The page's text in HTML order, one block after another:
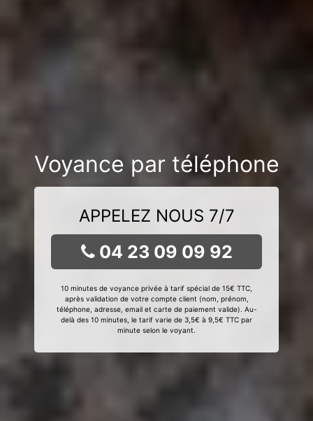
Voyance par téléphone
APPELEZ NOUS 7/7
04 23 09 09 92
10 minutes de voyance privée à tarif spécial de 15€ TTC,
après validation de votre compte client (nom, prénom,
téléphone, adresse, email et carte de paiement valide). Au-
delà des 10 minutes, le tarif varie de 3,5€ à 9,5€ TTC par
minute selon le voyant.